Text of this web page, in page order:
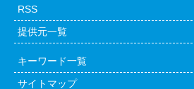
RSS
提供元一覧
キーワード一覧
サイトマップ